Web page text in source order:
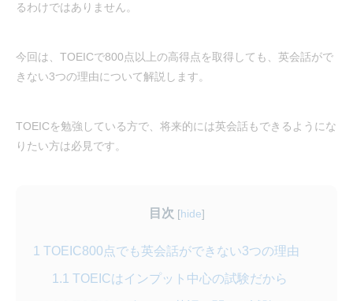
るわけではありません。
今回は、TOEICで800点以上の高得点を取得しても、英会話がで
きない3つの理由について解説します。
TOEICを勉強している方で、将来的には英会話もできるようにな
りたい方は必見です。
目次 [hide]
1 TOEIC800点でも英会話ができない3つの理由
1.1 TOEICはインプット中心の試験だから